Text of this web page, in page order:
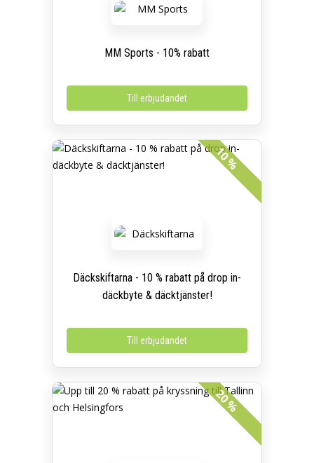
MM Sports - 10% rabatt
Till erbjudandet
10 %
Däckskiftarna - 10 % rabatt på drop in-
däckbyte & däcktjänster!
Till erbjudandet
20 %